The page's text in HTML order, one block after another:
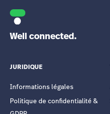
Well connected.
JURIDIQUE
Informations légales
Politique de confidentialité &